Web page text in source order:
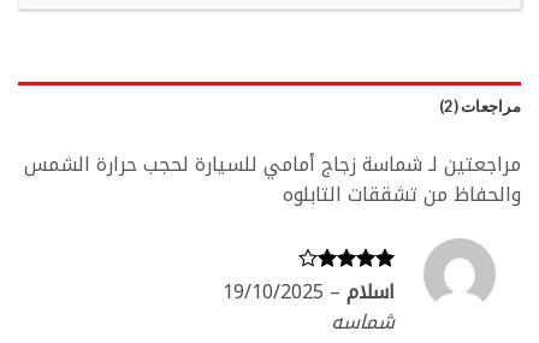
مراجعات (2)
مراجعتين لـشماسة زجاج أمامي للسيارة لحجب حرارة الشمس
والحفاظ من تشققات التابلوه
تم
التقييم
من 5
اسلام–
19/10/2025
شماسه